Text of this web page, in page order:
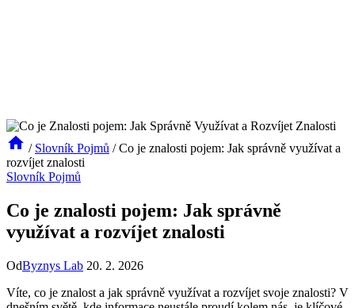
/ Slovník Pojmů / Co je znalosti pojem: Jak správně využívat a
rozvíjet znalosti
Slovník Pojmů
Co je znalosti pojem: Jak správně
využívat a rozvíjet znalosti
OdByznys Lab 20. 2. 2026
Víte, co je znalost a jak správně využívat a rozvíjet svoje znalosti? V